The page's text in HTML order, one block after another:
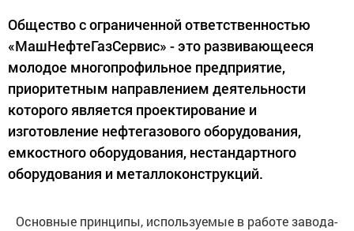
Общество с ограниченной ответственностью
«МашНефтеГазСервис» - это развивающееся
молодое многопрофильное предприятие,
приоритетным направлением деятельности
которого является проектирование и
изготовление нефтегазового оборудования,
емкостного оборудования, нестандартного
оборудования и металлоконструкций.
Основные принципы, используемые в работе завода-